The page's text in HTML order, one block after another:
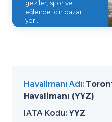
geziler, spor ve
eğlence için pazar
yeri.
Havalimanı Adı:
Havalimanı (YYZ)
IATA Kodu: YYZ